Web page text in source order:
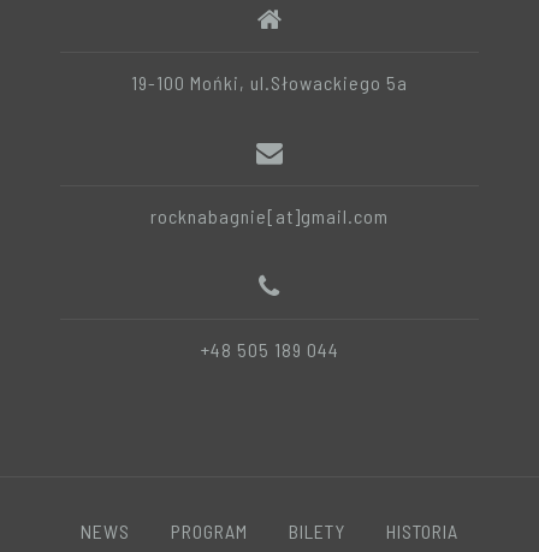
19-100 Mońki, ul.Słowackiego 5a
rocknabagnie[at]gmail.com
+48 505 189 044
NEWS PROGRAM BILETY HISTORIA